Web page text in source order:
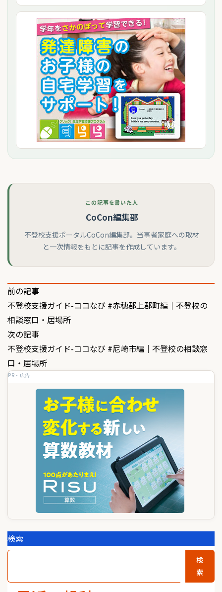
この記事を書いた人
CoCon編集部
不登校支援ポータルCoCon編集部。当事者家庭への取材
と一次情報をもとに記事を作成しています。
投
稿
ナ
ビ
ゲ
前の記事
不登校支援ガイド-ココなび #赤穂郡上郡町編｜不登校の
相談窓口・居場所
次の記事
不登校支援ガイド-ココなび #尼崎市編｜不登校の相談窓
口・居場所
PR・広告
検索
検
索